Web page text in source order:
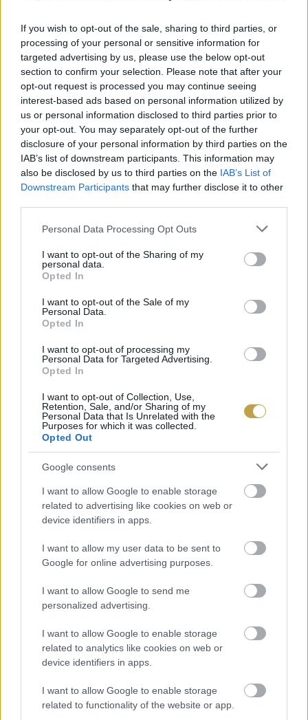
If you wish to opt-out of the sale, sharing to third parties, or
processing of your personal or sensitive information for
targeted advertising by us, please use the below opt-out
section to confirm your selection. Please note that after your
opt-out request is processed you may continue seeing
interest-based ads based on personal information utilized by
us or personal information disclosed to third parties prior to
your opt-out. You may separately opt-out of the further
disclosure of your personal information by third parties on the
IAB’s list of downstream participants. This information may
also be disclosed by us to third parties on the IAB’s List of
Downstream Participants that may further disclose it to other
Please note that this website/app uses one or more Google
not limited to your visit or usage behaviour. You may click to
grant or deny consent to Google and its third-party tags to
use your data for below specified purposes in below Google
consent section.
Personal Data Processing Opt Outs
I want to opt-out of the Sharing of my
personal data.
Opted In
I want to opt-out of the Sale of my
Personal Data.
Opted In
I want to opt-out of processing my
Personal Data for Targeted Advertising.
Opted In
I want to opt-out of Collection, Use,
Retention, Sale, and/or Sharing of my
Personal Data that Is Unrelated with the
Purposes for which it was collected.
Opted Out
Google consents
I want to allow Google to enable storage
related to advertising like cookies on web or
device identifiers in apps.
I want to allow my user data to be sent to
Google for online advertising purposes.
I want to allow Google to send me
personalized advertising.
I want to allow Google to enable storage
related to analytics like cookies on web or
device identifiers in apps.
I want to allow Google to enable storage
related to functionality of the website or app.
LAPAJÁNLÓ: MÁR KAPHATÓ A VINCE
MAGAZIN OKTÓBERI LAPSZÁMA
Tesztelőink a 2020-as, 2021-es és 2022-es szamorodnikat
és aszúkat vették górcső alá. Mindhárom évjárat
megmutatta a tokaji borok sokszínűségét, magas
minőségét, a szőlészek és a bortermelők hozzáértését.
Interjút készítettünk Kovács […]
BŐVEBBEN
Kortyok
VÁR MINKET AZ ŐSZI
GASZTROHEGY –
ÖSSZEÁLLT A MENÜ!
Badacsony. Már ezer színben pompázik a badacsonyi
hegyoldal, és összeállt az őszi Gasztrohegy elképesztően
vaddisznópecsenye, vargányás arancini, […]
Falatok